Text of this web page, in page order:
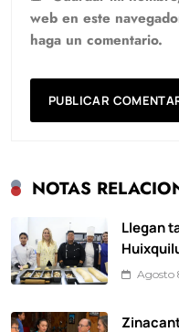
web en este
haga un comentario.
NOTAS
Llegan
Agosto